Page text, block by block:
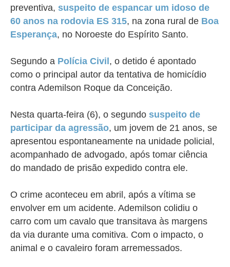
preventiva, suspeito de espancar um idoso de
60 anos na rodovia ES 315, na zona rural de Boa
Esperança, no Noroeste do Espírito Santo.
Segundo a Polícia Civil , o detido é apontado
como o principal autor da tentativa de homicídio
contra Ademilson Roque da Conceição.
Nesta quarta-feira (6), o segundo suspeito de
participar da agressão, um jovem de 21 anos, se
apresentou espontaneamente na unidade policial,
acompanhado de advogado, após tomar ciência
do mandado de prisão expedido contra ele.
O crime aconteceu em abril, após a vítima se
envolver em um acidente. Ademilson colidiu o
carro com um cavalo que transitava às margens
da via durante uma comitiva. Com o impacto, o
animal e o cavaleiro foram arremessados.